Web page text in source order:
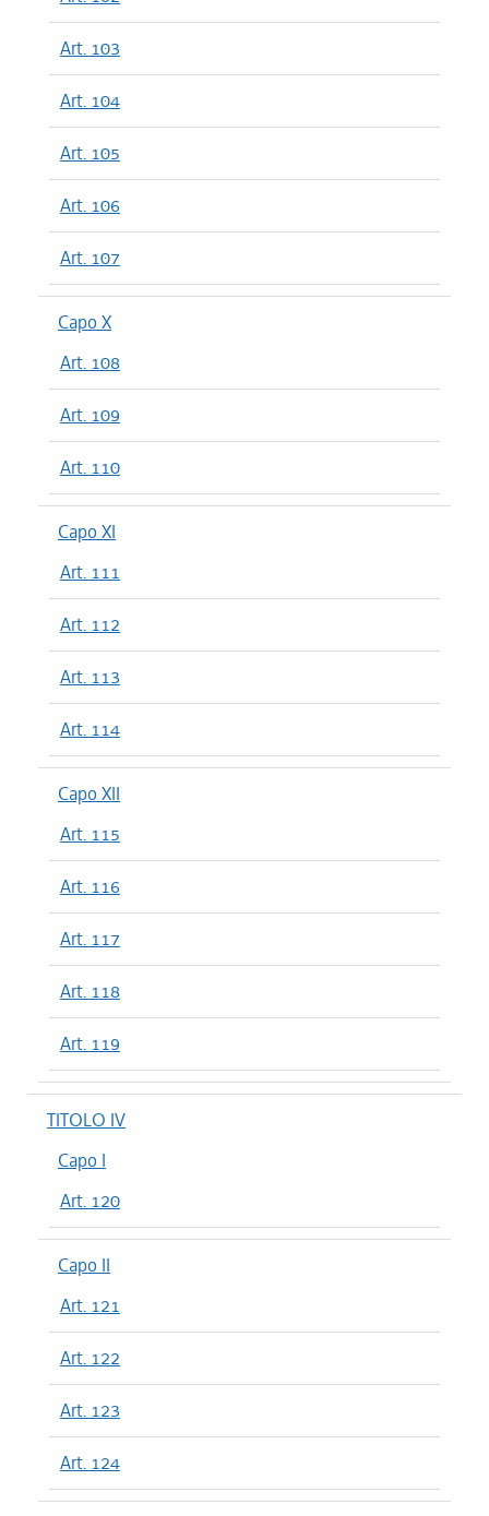
Art. 103
Art. 104
Art. 105
Art. 106
Art. 107
Capo X
Art. 108
Art. 109
Art. 110
Capo XI
Art. 111
Art. 112
Art. 113
Art. 114
Capo XII
Art. 115
Art. 116
Art. 117
Art. 118
Art. 119
TITOLO IV
Capo I
Art. 120
Capo II
Art. 121
Art. 122
Art. 123
Art. 124